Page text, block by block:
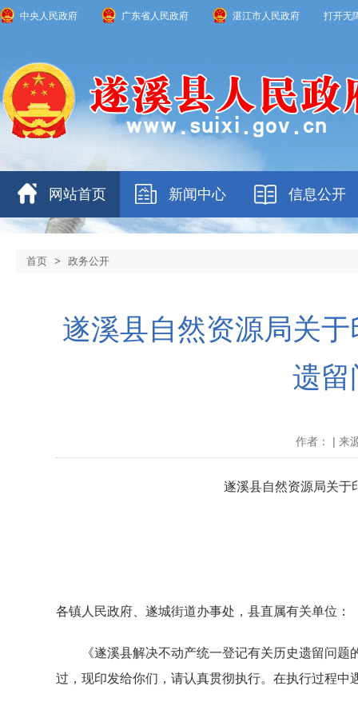
中央人民政府 广东省人民政府 湛江市人民政府 打开无
网站首页 新闻中心 信息公开
首页 > 政务公开
遂溪县自然资源局关
遗留
作者： | 来
遂溪县自然资源局关于印
各镇人民政府、遂城街道办事处，县直属有关单位：
《遂溪县解决不动产统一登记有关历史遗留问题
过，现印发给你们，请认真贯彻执行。在执行过程中